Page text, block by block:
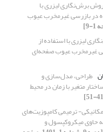
برش‌نگاری لیزری با
در بازرسی غیرمخرب عیوب
لیزری با استفاده از
غیرمخرب عیوب صفحه‌ای
طراحی، مدل‌سازی و
متغیر با زمان در محیط
ترمیمی کامپوزیت‌های
حاوی میکروکپسول و